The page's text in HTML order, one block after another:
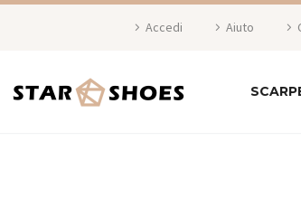
Accedi Aiuto